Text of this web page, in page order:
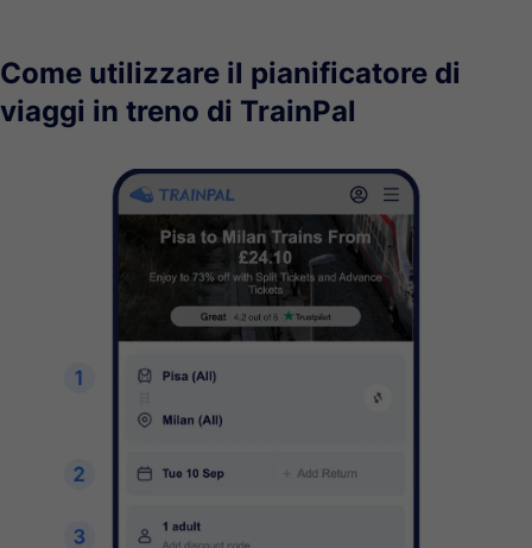
Come utilizzare il pianificatore di
viaggi in treno di TrainPal